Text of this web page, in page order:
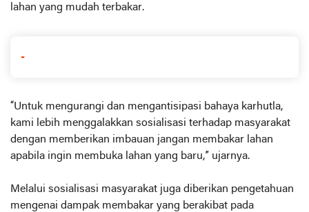
lahan yang mudah terbakar.
-
“Untuk mengurangi dan mengantisipasi bahaya karhutla,
kami lebih menggalakkan sosialisasi terhadap masyarakat
dengan memberikan imbauan jangan membakar lahan
apabila ingin membuka lahan yang baru,” ujarnya.
Melalui sosialisasi masyarakat juga diberikan pengetahuan
mengenai dampak membakar yang berakibat pada